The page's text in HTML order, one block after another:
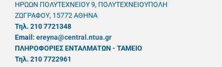
ΗΡΩΩΝ ΠΟΛΥΤΕΧΝΕΙΟΥ 9, ΠΟΛΥΤΕΧΝΕΙΟΥΠΟΛΗ
ΖΩΓΡΑΦΟΥ, 15772 ΑΘΗΝΑ
Τηλ. 210 7721348
Email: ereyna@central.ntua.gr
ΠΛΗΡΟΦΟΡΙΕΣ ΕΝΤΑΛΜΑΤΩΝ - ΤΑΜΕΙΟ
Τηλ. 210 7722961